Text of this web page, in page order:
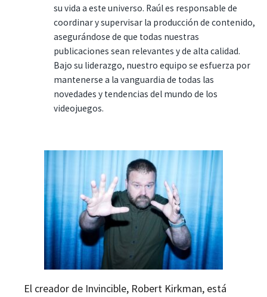
su vida a este universo. Raúl es responsable de
coordinar y supervisar la producción de contenido,
asegurándose de que todas nuestras
publicaciones sean relevantes y de alta calidad.
Bajo su liderazgo, nuestro equipo se esfuerza por
mantenerse a la vanguardia de todas las
novedades y tendencias del mundo de los
videojuegos.
El creador de Invincible, Robert Kirkman, está